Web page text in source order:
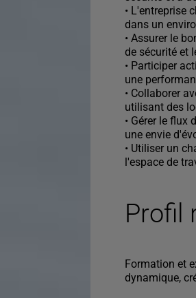
• L'entreprise
dans un
• Assurer le
de sécurité et
• Participer
une
• Collaborer
utilisant des
• Gérer le
une envie
• Utiliser un
l'espace de
Profil
Formation et
dynamique,